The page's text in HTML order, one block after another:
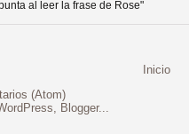
al leer la frase de Rose"
Inicio
(Atom)